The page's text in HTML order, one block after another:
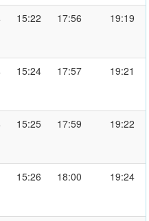
15:22 17:56 19:19
15:24 17:57 19:21
15:25 17:59 19:22
15:26 18:00 19:24